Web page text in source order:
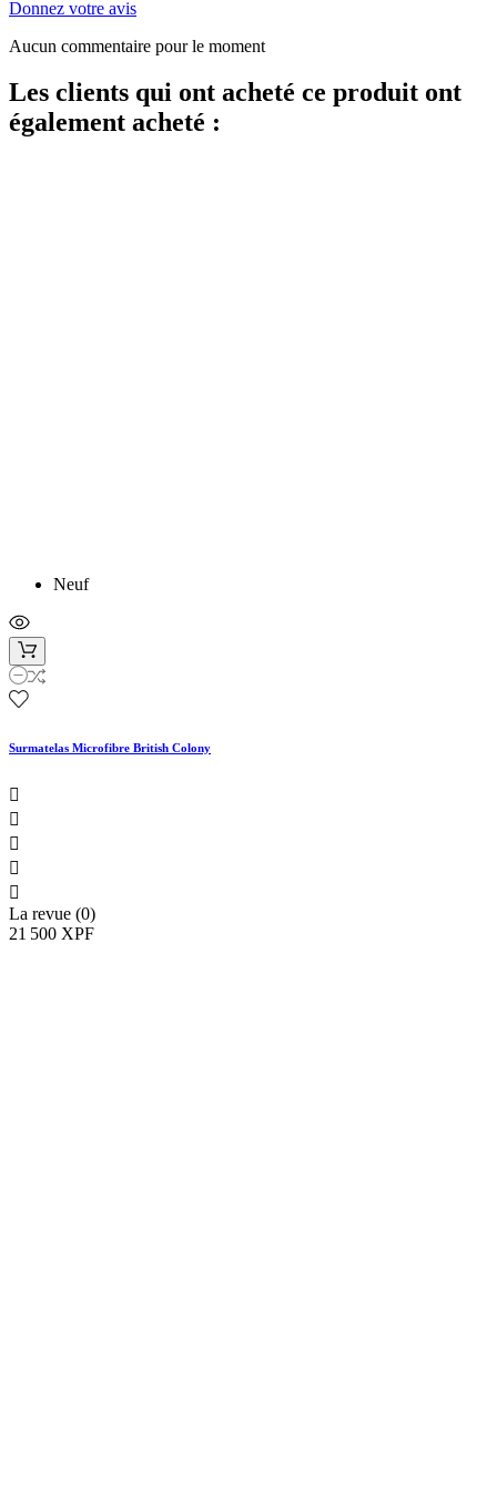
Donnez votre avis
Aucun commentaire pour le moment
Les clients qui ont acheté ce produit ont
également acheté :
Neuf
Surmatelas Microfibre British Colony





La revue (0)
21 500 XPF